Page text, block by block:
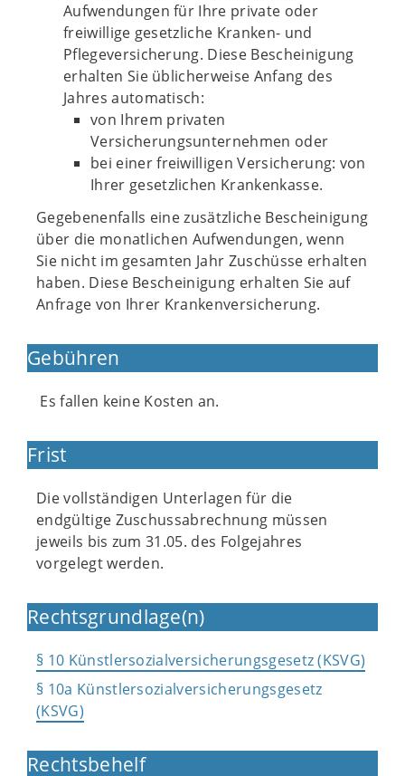
Aufwendungen für Ihre private oder
freiwillige gesetzliche Kranken- und
Pflegeversicherung. Diese Bescheinigung
erhalten Sie üblicherweise Anfang des
Jahres automatisch:
von Ihrem privaten
Versicherungsunternehmen oder
bei einer freiwilligen Versicherung: von
Ihrer gesetzlichen Krankenkasse.
Gegebenenfalls eine zusätzliche Bescheinigung
über die monatlichen Aufwendungen, wenn
Sie nicht im gesamten Jahr Zuschüsse erhalten
haben. Diese Bescheinigung erhalten Sie auf
Anfrage von Ihrer Krankenversicherung.
Gebühren
Es fallen keine Kosten an.
Frist
Die vollständigen Unterlagen für die
endgültige Zuschussabrechnung müssen
jeweils bis zum 31.05. des Folgejahres
vorgelegt werden.
Rechtsgrundlage(n)
§ 10 Künstlersozialversicherungsgesetz (KSVG)
§ 10a Künstlersozialversicherungsgesetz
(KSVG)
Rechtsbehelf